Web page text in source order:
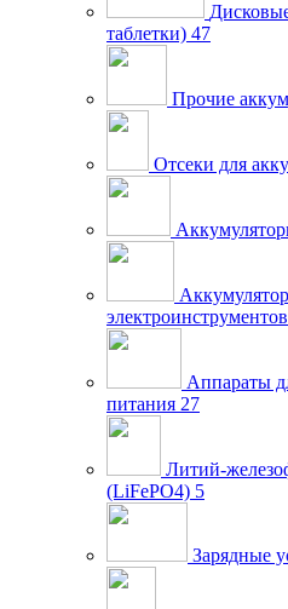
таблетки) 47
Прочие
Отсеки для
электроинструментов
Аппараты
питания 27
Литий-
(LiFePO4) 5
Зарядные